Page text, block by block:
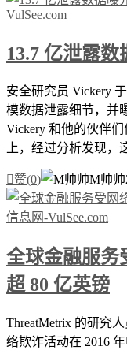
13.7 亿泄露
安全研究员 Vickery
模数据泄露细节，并
Vickery 和他的伙伴
上，经过分析发现，
赞(0) M帅帅
全球金融服务
超 80 亿英镑
ThreatMetrix 的研究
络欺诈活动在 2016